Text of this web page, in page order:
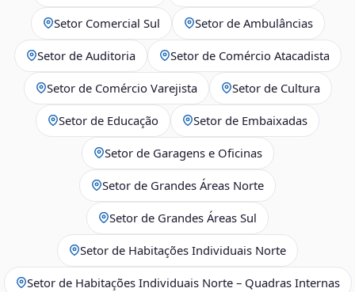
Setor Comercial Sul Setor de Ambulâncias
Setor de Auditoria Setor de Comércio Atacadista
Setor de Comércio Varejista Setor de Cultura
Setor de Educação Setor de Embaixadas
Setor de Garagens e Oficinas
Setor de Grandes Áreas Norte
Setor de Grandes Áreas Sul
Setor de Habitações Individuais Norte
Setor de Habitações Individuais Norte – Quadras Internas